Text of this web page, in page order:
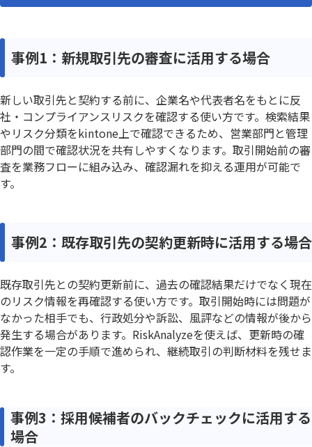
事例1：新規取引先の審査に活用する場合
新しい取引先と契約する前に、企業名や代表者名をもとに反
社・コンプライアンスリスクを確認する使い方です。検索結果
やリスク分類をkintone上で確認できるため、営業部門と管理
部門の間で確認状況を共有しやすくなります。取引開始前の審
査を業務フローに組み込み、確認漏れを抑える運用が可能で
す。
事例2：既存取引先の契約更新時に活用する場合
既存取引先との契約更新前に、過去の確認結果だけでなく現在
のリスク情報を再確認する使い方です。取引開始時には問題が
なかった相手でも、行政処分や訴訟、風評などの情報が後から
発生する場合があります。RiskAnalyzeを使えば、更新時の確
認作業を一定の手順で進められ、継続取引の判断材料を残せま
す。
事例3：採用候補者のバックチェックに活用する
場合